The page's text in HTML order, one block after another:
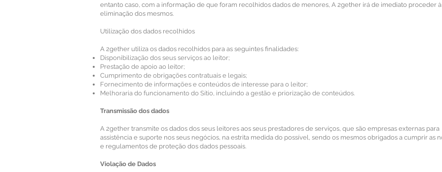
entanto caso, com a informação de que foram recolhidos dados de menores, A 2gether irá de imediato proceder à
eliminação dos mesmos.
Utilização dos dados recolhidos
A 2gether utiliza os dados recolhidos para as seguintes finalidades:
Disponibilização dos seus serviços ao leitor;
Prestação de apoio ao leitor;
Cumprimento de obrigações contratuais e legais;
Fornecimento de informações e conteúdos de interesse para o leitor;
Melhoraria do funcionamento do Sítio, incluindo a gestão e priorização de conteúdos.
Transmissão dos dados
A 2gether transmite os dados dos seus leitores aos seus prestadores de serviços, que são empresas externas para
assistência e suporte nos seus negócios, na estrita medida do possível, sendo os mesmos obrigados a cumprir as
e regulamentos de proteção dos dados pessoais.
Violação de Dados